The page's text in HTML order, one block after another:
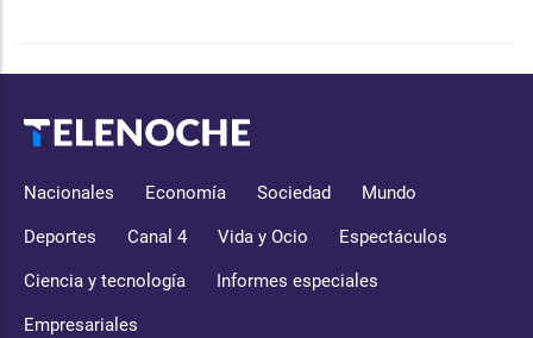
Nacionales Economía Sociedad Mundo
Deportes Canal 4 Vida y Ocio Espectáculos
Ciencia y tecnología Informes especiales
Empresariales